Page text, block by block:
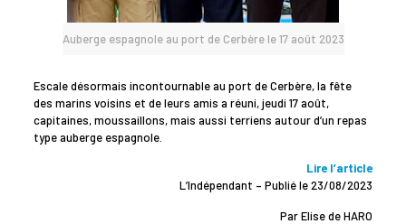
Auberge espagnole au port de Cerbère le 17 août 2023
Escale désormais incontournable au port de Cerbère, la fête
des marins voisins et de leurs amis a réuni, jeudi 17 août,
capitaines, moussaillons, mais aussi terriens autour d’un repas
type auberge espagnole.
Lire l’article
L’Indépendant – Publié le 23/08/2023
Par Elise de HARO